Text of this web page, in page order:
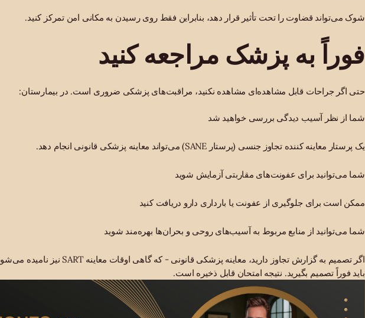
شوک می‌تواند قضاوت را تحت تأثیر قرار دهد، بنابراین فقط روی رسیدن به مکانی امن تمرکز کنید.
فوراً به پزشک مراجعه کنید
حتی اگر جراحات قابل مشاهده‌ای مشاهده نکنید، مراقبت‌های پزشکی ضروری است. در بیمارستان:
شما از نظر آسیب دیدگی بررسی خواهید شد
یک پرستار معاینه کننده تجاوز جنسی (پرستار SANE) می‌تواند معاینه پزشکی قانونی انجام دهد.
شما می‌توانید برای عفونت‌های مقاربتی آزمایش شوید
ممکن است برای جلوگیری از عفونت یا بارداری دارو دریافت کنید
شما می‌توانید از منابع مربوط به آسیب‌های روحی و بحران‌ها بهره‌مند شوید
اگر تصمیم به گزارش تجاوز دارید، معاینه پزشکی قانونی - که گاهی اوقات معاینه SART نیز نامیده می‌شود - مدرک مهمی است.
باید فوراً تصمیم بگیرید. نتیجه امتحان قابل ذخیره است.